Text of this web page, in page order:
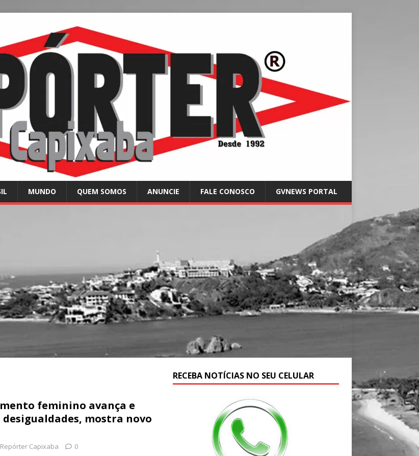
MUNDO QUEM SOMOS ANUNCIE FALE CONOSCO GVNEWS PORTAL
feminino avança e
mostra novo
Repórter Capixaba 0
RECEBA NOTÍCIAS NO SEU CELULAR